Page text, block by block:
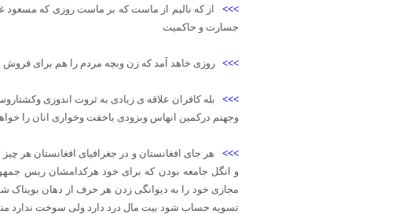
>>> از که نالیم از ماست که بر ماست روزی که مسعود
جسارت و حاکمیت
>>> روزی خاهد آمد که زن وبچه مردم را هم برای فروش
>>> بله کافران علاقه ی زیادی به ثروت اندوزی
وجهنم درکمین انهاس وبزودی باخفت وخواری انان را
>>> هر جای افغانستان و در جغرافیای افغانستان هر
و انگل جامعه بودن که برای خود هرکدامشان ریس
مجازی خود را به دیوانگی زدن هر حرف از دهان بویناک
تسویه حساب شود بیت مال درد دارد ولی سوخت ندارد